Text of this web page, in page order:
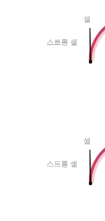
셀
스트롱 셀
셀
스트롱 셀